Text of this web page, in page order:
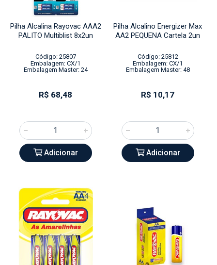
Pilha Alcalina Rayovac AAA2
PALITO Multiblist 8x2un
Código: 25807
Embalagem: CX/1
Embalagem Master: 24
R$ 68,48
Adicionar
Pilha Alcalino Energizer Max
AA2 PEQUENA Cartela 2un
Código: 25812
Embalagem: CX/1
Embalagem Master: 48
R$ 10,17
Adicionar